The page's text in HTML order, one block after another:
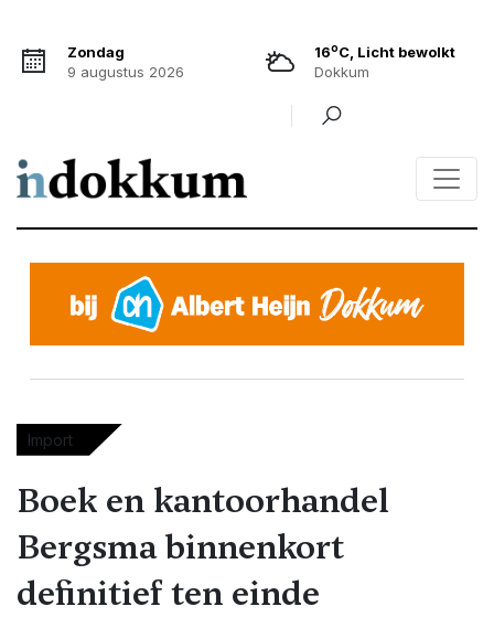
Zondag
9 augustus 2026
16oC, Licht bewolkt
Dokkum
Import
Boek en kantoorhandel
Bergsma binnenkort
definitief ten einde